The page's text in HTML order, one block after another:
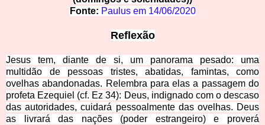
Fonte: Paulus em 14/06/2020
Reflexão
Jesus tem, diante de si, um panorama pesado: uma
multidão de pessoas tristes, abatidas, famintas, como
ovelhas abandonadas. Relembra para elas a passagem do
profeta Ezequiel (cf. Ez 34): Deus, indignado com o descaso
das autoridades, cuidará pessoalmente das ovelhas. Deus
as livrará das nações (poder estrangeiro) e proverá